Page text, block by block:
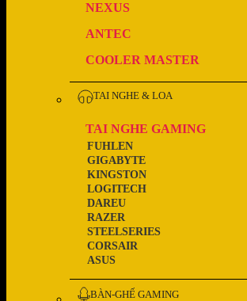
NEXUS
ANTEC
COOLER MASTER
TAI NGHE & LOA
TAI NGHE GAMING
ASUS
CORSAIR
STEELSERIES
RAZER
DAREU
LOGITECH
KINGSTON
GIGABYTE
FUHLEN
BÀN-GHẾ GAMING